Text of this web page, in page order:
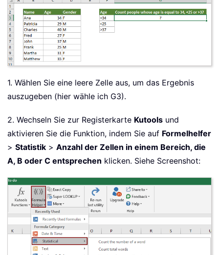
1. Wählen Sie eine leere Zelle aus, um das Ergebnis
auszugeben (hier wähle ich G3).
2. Wechseln Sie zur Registerkarte Kutools und
aktivieren Sie die Funktion, indem Sie auf Formelhelfer
> Statistik > Anzahl der Zellen in einem Bereich, die
A, B oder C entsprechen klicken. Siehe Screenshot: